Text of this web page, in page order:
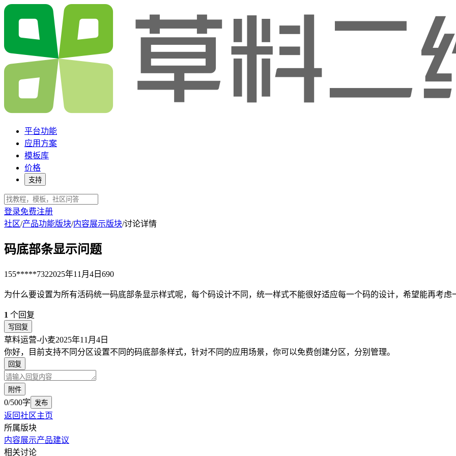
平台功能
应用方案
模板库
价格
支持
登录免费注册
社区/产品功能版块/内容展示版块/讨论详情
码底部条显示问题
155*****7322025年11月4日 690
为什么要设置为所有活码统一码底部条显示样式呢，每个码设计不同，统一样式不能很好适应每一个码的设计，希望能再考虑
1 个回复
写回复
草料运营-小麦2025年11月4日
你好，目前支持不同分区设置不同的码底部条样式，针对不同的应用场景，你可以免费创建分区，分别管理。
回复
附件
0/500字 发布
返回社区主页
所属版块
内容展示产品建议
相关讨论